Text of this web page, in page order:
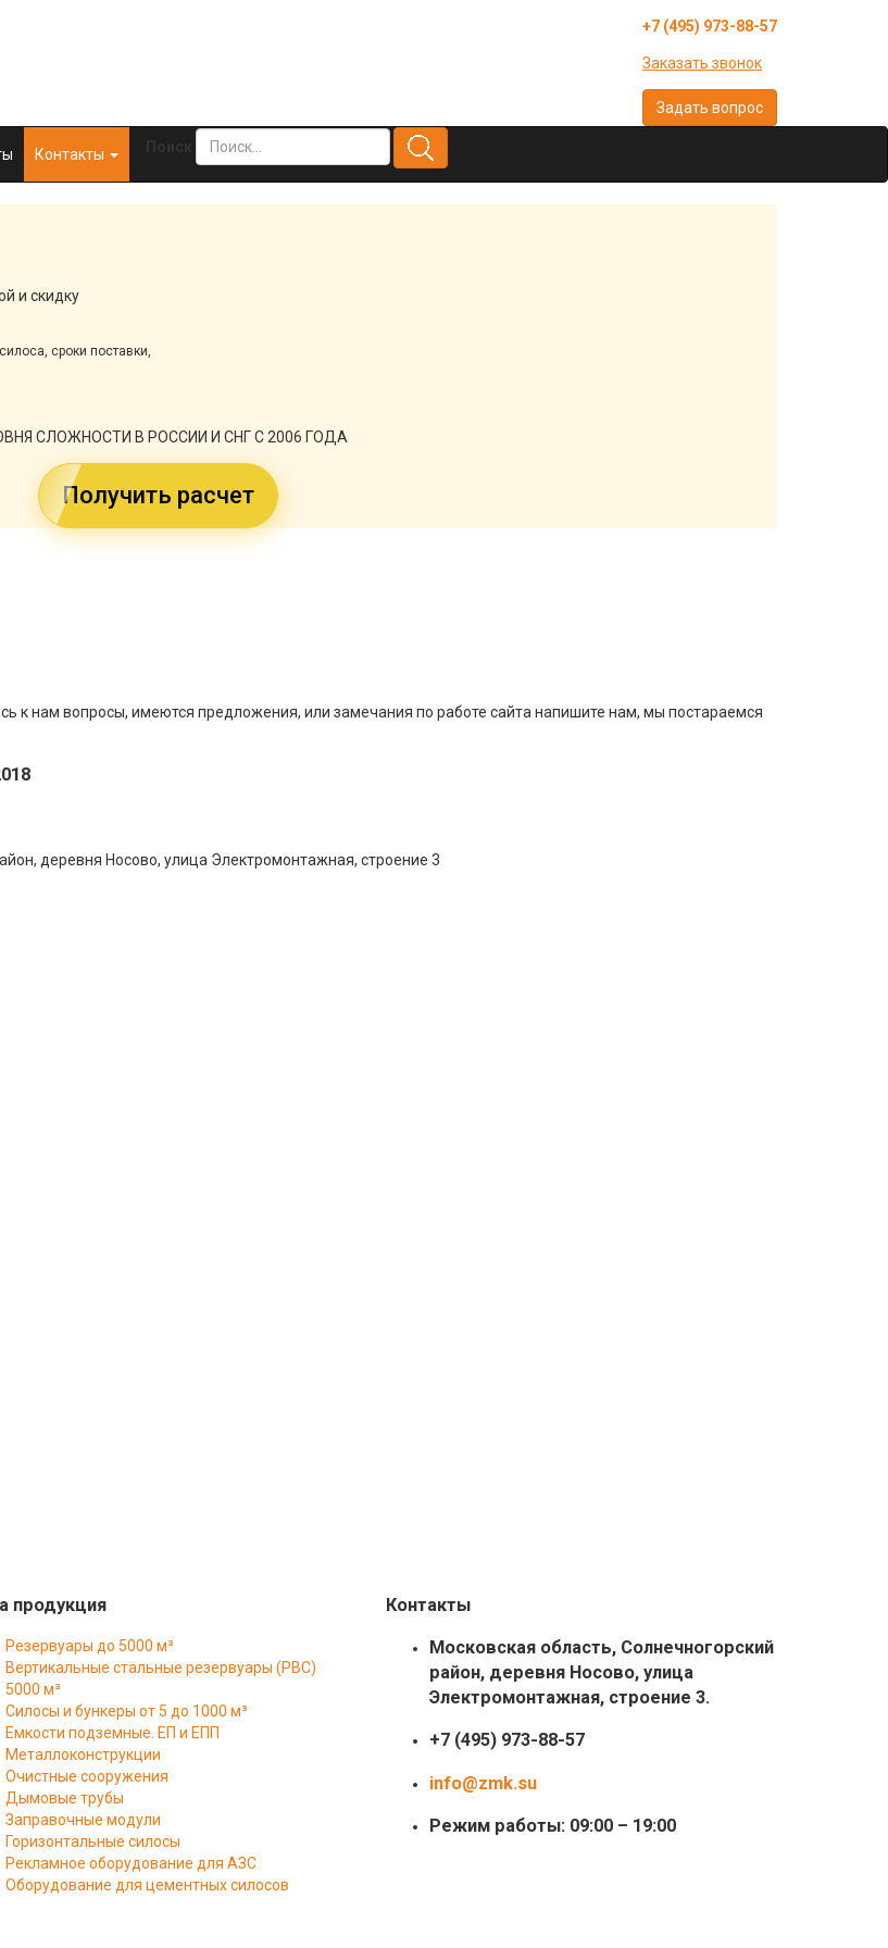
+7 (495) 973-88-57
Заказать звонок
Задать вопрос
Контакты
и скидку
сроки поставки,
СЛОЖНОСТИ В РОССИИ И СНГ С 2006 ГОДА
Получить расчет
к нам вопросы, имеются предложения, или замечания по работе сайта напишите нам, мы постараемся
деревня Носово, улица Электромонтажная, строение 3
продукция
Резервуары до 5000 м³
Вертикальные стальные резервуары (РВС)
5000 м³
Силосы и бункеры от 5 до 1000 м³
Емкости подземные. ЕП и ЕПП
Металлоконструкции
Очистные сооружения
Дымовые трубы
Заправочные модули
Горизонтальные силосы
Рекламное оборудование для АЗС
Оборудование для цементных силосов
Контакты
Московская область, Солнечногорский
район, деревня Носово, улица
Электромонтажная, строение 3.
+7 (495) 973-88-57
info@zmk.su
Режим работы: 09:00 – 19:00